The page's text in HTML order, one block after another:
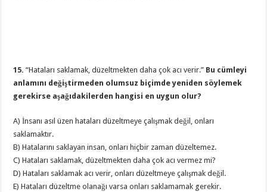
15. “Hataları saklamak, düzeltmekten daha çok acı verir.” Bu cümleyi
anlamını değiştirmeden olumsuz biçimde yeniden söylemek
gerekirse aşağıdakilerden hangisi en uygun olur?
A) İnsanı asıl üzen hataları düzeltmeye çalışmak değil, onları
saklamaktır.
B) Hatalarını saklayan insan, onları hiçbir zaman düzeltemez.
C) Hataları saklamak, düzeltmekten daha çok acı vermez mi?
D) Hataları saklamak acı verir, onları düzeltmeye çalışmak değil.
E) Hataları düzeltme olanağı varsa onları saklamamak gerekir.